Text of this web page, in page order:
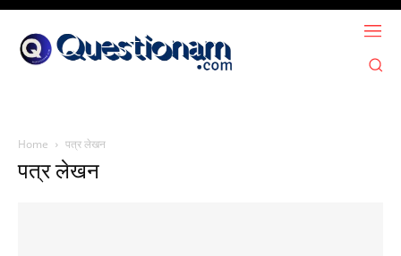
Home पत्र लेखन
पत्र लेखन